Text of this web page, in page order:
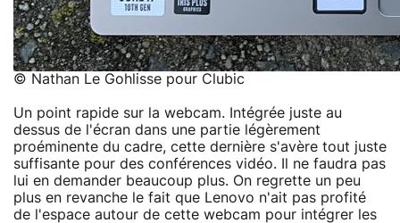
© Nathan Le Gohlisse pour Clubic
Un point rapide sur la webcam. Intégrée juste au
dessus de l'écran dans une partie légèrement
proéminente du cadre, cette dernière s'avère tout juste
suffisante pour des conférences vidéo. Il ne faudra pas
lui en demander beaucoup plus. On regrette un peu
plus en revanche le fait que Lenovo n'ait pas profité
de l'espace autour de cette webcam pour intégrer les